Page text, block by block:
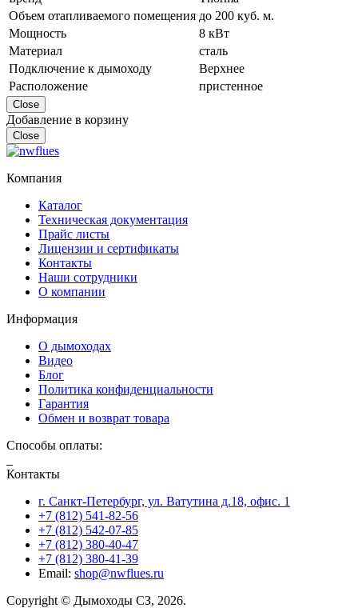
Объем отапливаемого помещения до 200 куб. м.
Мощность
8 кВт
Материал
сталь
Подключение к дымоходу
Верхнее
Расположение
пристенное
Close
Добавление в корзину
Close
Компания
Каталог
Техническая документация
Прайс листы
Лицензии и сертификаты
Контакты
Наши сотрудники
О компании
Информация
О дымоходах
Видео
Блог
Политика конфиденциальности
Гарантия
Обмен и возврат товара
Способы оплаты:
Контакты
г. Санкт-Петербург, ул. Ватутина д.18, офис. 1
+7 (812) 541-82-56
+7 (812) 542-07-85
+7 (812) 380-40-47
+7 (812) 380-41-39
Email: shop@nwflues.ru
Copyright © Дымоходы СЗ, 2026.